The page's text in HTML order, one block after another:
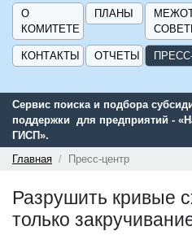
О
КОМИТЕТЕ
ПЛАНЫ
КОНТАКТЫ ОТЧЕТЫ
Сервис поиска и подбора
поддержки для предприятий -
ГИСП».
Главная
Пресс-центр
Разрушить кривые
только